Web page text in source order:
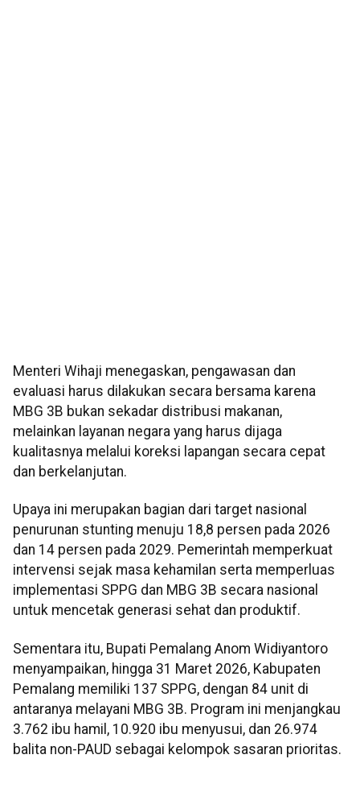
Menteri Wihaji menegaskan, pengawasan dan
evaluasi harus dilakukan secara bersama karena
MBG 3B bukan sekadar distribusi makanan,
melainkan layanan negara yang harus dijaga
kualitasnya melalui koreksi lapangan secara cepat
dan berkelanjutan.
Upaya ini merupakan bagian dari target nasional
penurunan stunting menuju 18,8 persen pada 2026
dan 14 persen pada 2029. Pemerintah memperkuat
intervensi sejak masa kehamilan serta memperluas
implementasi SPPG dan MBG 3B secara nasional
untuk mencetak generasi sehat dan produktif.
Sementara itu, Bupati Pemalang Anom Widiyantoro
menyampaikan, hingga 31 Maret 2026, Kabupaten
Pemalang memiliki 137 SPPG, dengan 84 unit di
antaranya melayani MBG 3B. Program ini menjangkau
3.762 ibu hamil, 10.920 ibu menyusui, dan 26.974
balita non-PAUD sebagai kelompok sasaran prioritas.